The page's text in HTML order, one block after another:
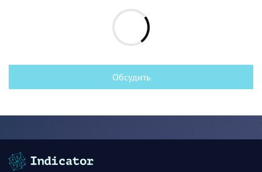
Обсудить